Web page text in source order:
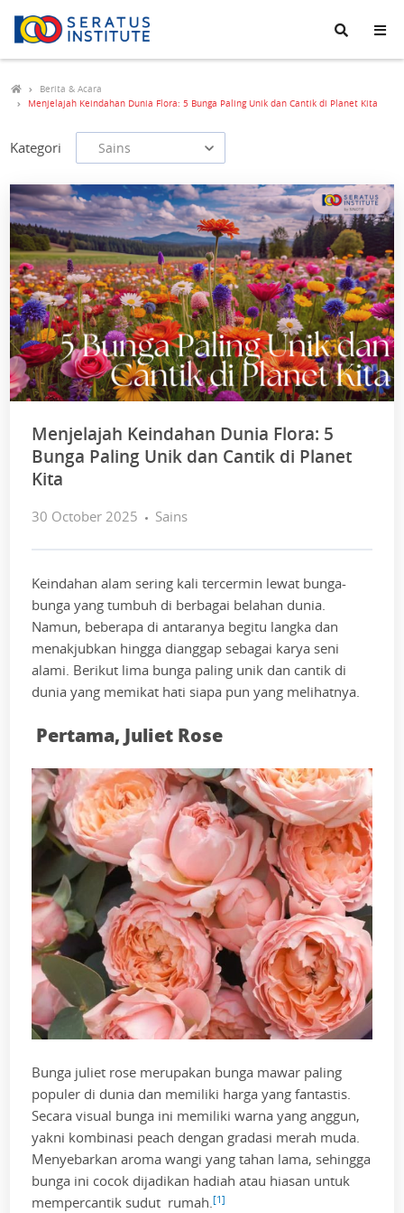
Seratus
Institute
Berita & Acara
Menjelajah Keindahan Dunia Flora: 5 Bunga Paling Unik dan Cantik di Planet Kita
Kategori
Menjelajah Keindahan Dunia Flora: 5
Bunga Paling Unik dan Cantik di Planet
Kita
30 October 2025 Sains
Keindahan alam sering kali tercermin lewat bunga-
bunga yang tumbuh di berbagai belahan dunia.
Namun, beberapa di antaranya begitu langka dan
menakjubkan hingga dianggap sebagai karya seni
alami. Berikut lima bunga paling unik dan cantik di
dunia yang memikat hati siapa pun yang melihatnya.
Pertama, Juliet Rose
Bunga juliet rose merupakan bunga mawar paling
populer di dunia dan memiliki harga yang fantastis.
Secara visual bunga ini memiliki warna yang anggun,
yakni kombinasi peach dengan gradasi merah muda.
Menyebarkan aroma wangi yang tahan lama, sehingga
bunga ini cocok dijadikan hadiah atau hiasan untuk
mempercantik sudut rumah.[1]